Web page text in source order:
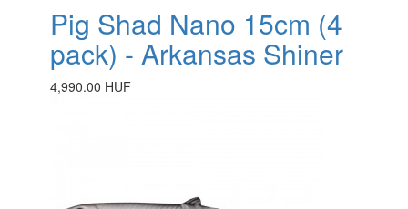
Pig Shad Nano 15cm (4
pack) - Arkansas Shiner
4,990.00 HUF